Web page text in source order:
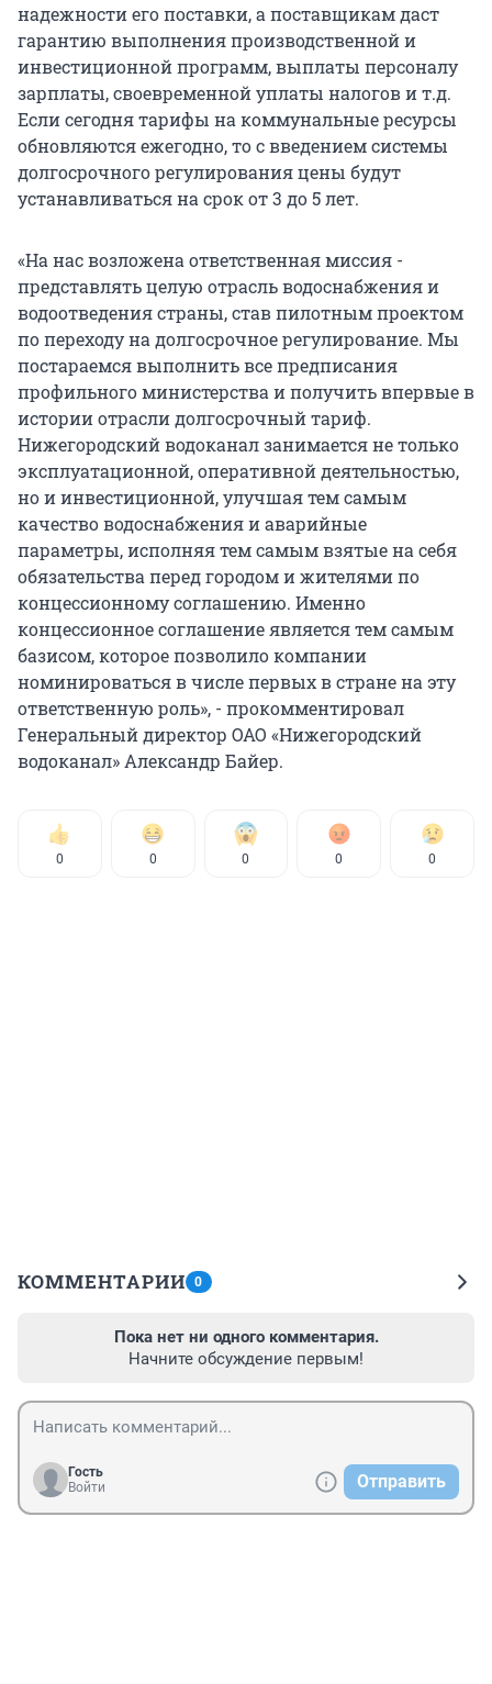
надежности его поставки, а поставщикам даст
гарантию выполнения производственной и
инвестиционной программ, выплаты персоналу
зарплаты, своевременной уплаты налогов и т.д.
Если сегодня тарифы на коммунальные ресурсы
обновляются ежегодно, то с введением системы
долгосрочного регулирования цены будут
устанавливаться на срок от 3 до 5 лет.
«На нас возложена ответственная миссия -
представлять целую отрасль водоснабжения и
водоотведения страны, став пилотным проектом
по переходу на долгосрочное регулирование. Мы
постараемся выполнить все предписания
профильного министерства и получить впервые в
истории отрасли долгосрочный тариф.
Нижегородский водоканал занимается не только
эксплуатационной, оперативной деятельностью,
но и инвестиционной, улучшая тем самым
качество водоснабжения и аварийные
параметры, исполняя тем самым взятые на себя
обязательства перед городом и жителями по
концессионному соглашению. Именно
концессионное соглашение является тем самым
базисом, которое позволило компании
номинироваться в числе первых в стране на эту
ответственную роль», - прокомментировал
Генеральный директор ОАО «Нижегородский
водоканал» Александр Байер.
0 0 0 0 0
КОММЕНТАРИИ 0
Пока нет ни одного комментария.
Начните обсуждение первым!
Гость
Войти
Отправить